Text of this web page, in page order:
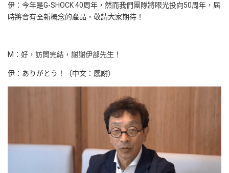
伊：今年是G-SHOCK 40周年，然而我們團隊將眼光投向50周年，屆
時將會有全新概念的產品，敬請大家期待！
M：好，訪問完結，謝謝伊部先生！
伊：ありがとう！（中文：感謝）